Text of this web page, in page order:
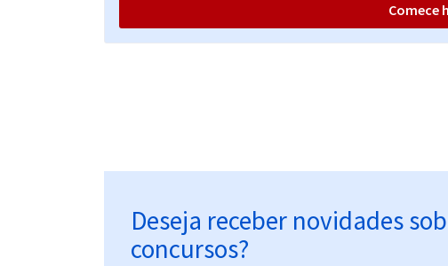
Comece
Deseja receber novidades
concursos?